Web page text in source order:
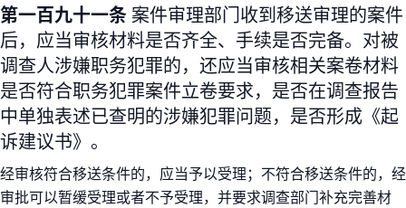
第一百九十一条 案件审理部门收到移送审理的案件
后，应当审核材料是否齐全、手续是否完备。对被
调查人涉嫌职务犯罪的，还应当审核相关案卷材料
是否符合职务犯罪案件立卷要求，是否在调查报告
中单独表述已查明的涉嫌犯罪问题，是否形成《起
诉建议书》。
经审核符合移送条件的，应当予以受理；不符合移送条件的，经
审批可以暂缓受理或者不予受理，并要求调查部门补充完善材